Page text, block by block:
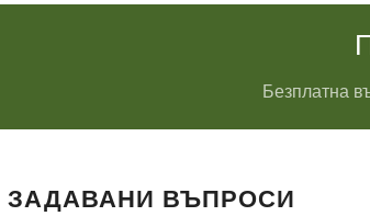
Безплатна
ЗАДАВАНИ ВЪПРОСИ